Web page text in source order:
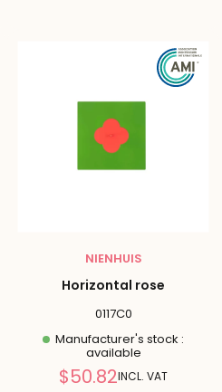
NIENHUIS
Horizontal rose
0117C0
Manufacturer's stock :
available
Reduced
$50.82INCL. VAT